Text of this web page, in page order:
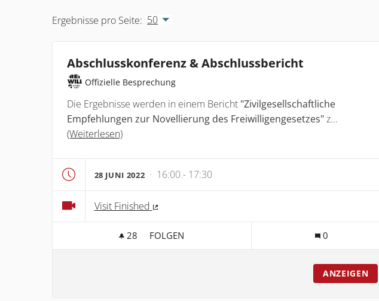
Ergebnisse pro Seite: 50
Abschlusskonferenz & Abschlussbericht
Offizielle Besprechung
Die Ergebnisse werden in einem Bericht "Zivilgesellschaftliche
Empfehlungen zur Novellierung des Freiwilligengesetzes"z...
(Weiterlesen)
28 JUNI 2022 · 16:00 - 17:30
Visit Finished
28 28 FOLLOWER
FOLGEN 0
ANZEIGEN